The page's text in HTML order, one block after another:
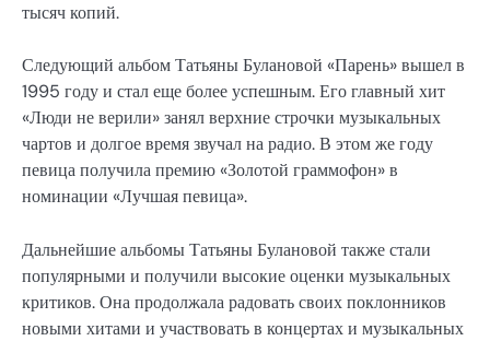
тысяч копий.
Следующий альбом Татьяны Булановой «Парень» вышел в
1995 году и стал еще более успешным. Его главный хит
«Люди не верили» занял верхние строчки музыкальных
чартов и долгое время звучал на радио. В этом же году
певица получила премию «Золотой граммофон» в
номинации «Лучшая певица».
Дальнейшие альбомы Татьяны Булановой также стали
популярными и получили высокие оценки музыкальных
критиков. Она продолжала радовать своих поклонников
новыми хитами и участвовать в концертах и музыкальных